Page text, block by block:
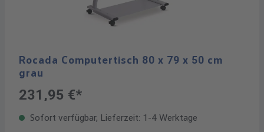
Rocada Computertisch 80 x 79 x 50 cm
grau
231,95 €*
Sofort verfügbar, Lieferzeit: 1-4 Werktage